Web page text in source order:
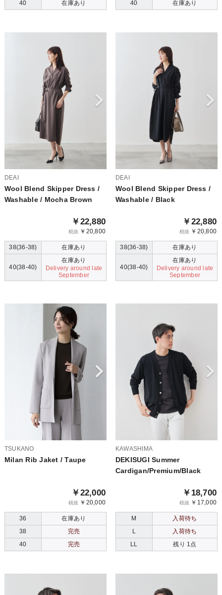
40 在庫あり 40 在庫あり
DEAI
Wool Blend Skipper Dress /
Washable / Mocha Brown
￥22,880
税抜 ￥20,800
38(36-38) 在庫あり
40(38-40)
在庫あり
Delivery around late
September
DEAI
Wool Blend Skipper Dress /
Washable / Black
￥22,880
税抜 ￥20,800
38(36-38) 在庫あり
40(38-40)
在庫あり
Delivery around late
September
TSUKANO
Milan Rib Jaket / Taupe
￥22,000
税抜 ￥20,000
36
在庫あり
38
完売
40
完売
KAWASHIMA
DEKISUGI Summer
Cardigan/Premium/Black
￥18,700
税抜 ￥17,000
M
入荷待ち
L
入荷待ち
LL
残り 1点